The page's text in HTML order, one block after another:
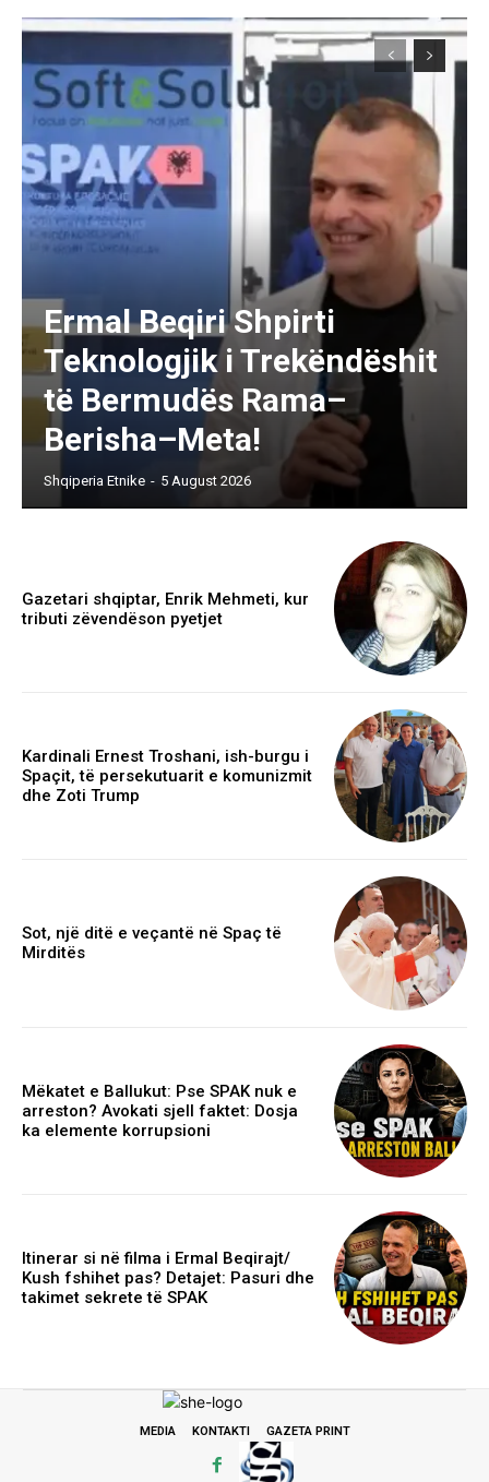
Ermal Beqiri Shpirti
Teknologjik i Trekëndëshit
të Bermudës Rama–
Berisha–Meta!
Shqiperia Etnike - 5 August 2026
Gazetari shqiptar, Enrik Mehmeti, kur
tributi zëvendëson pyetjet
Kardinali Ernest Troshani, ish-burgu i
Spaçit, të persekutuarit e komunizmit
dhe Zoti Trump
Sot, një ditë e veçantë në Spaç të
Mirditës
Mëkatet e Ballukut: Pse SPAK nuk e
arreston? Avokati sjell faktet: Dosja
ka elemente korrupsioni
Itinerar si në filma i Ermal Beqirajt/
Kush fshihet pas? Detajet: Pasuri dhe
takimet sekrete të SPAK
MEDIA KONTAKTI GAZETA PRINT